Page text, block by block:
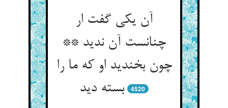
آن یکی گفت ار
چنانست آن ندید **
چون بخندید او که ما را
بسته دید
4520